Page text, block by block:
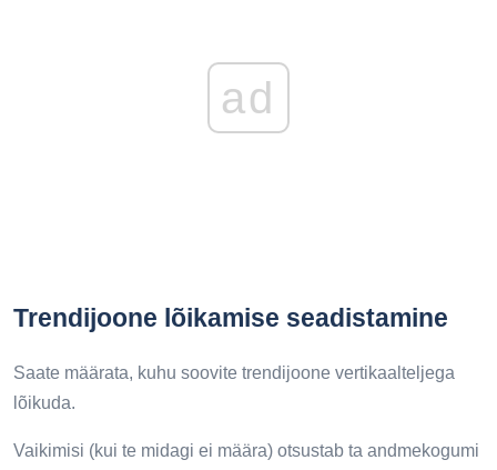
ad
Trendijoone lõikamise seadistamine
Saate määrata, kuhu soovite trendijoone vertikaalteljega
lõikuda.
Vaikimisi (kui te midagi ei määra) otsustab ta andmekogumi